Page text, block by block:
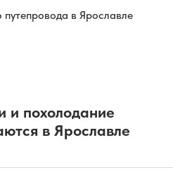
в Ярославле
и похолодание
в Ярославле